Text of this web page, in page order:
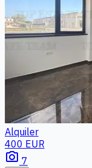
Alquiler
400 EUR
photo_camera 7